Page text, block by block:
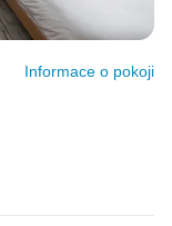
Informace o pokoji